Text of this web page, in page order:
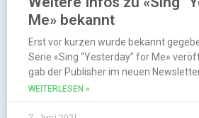
Me» bekannt
Erst vor kurzen wurde bekannt
Serie «Sing “Yesterday” for Me»
gab der Publisher im neuen
WEITERLESEN »